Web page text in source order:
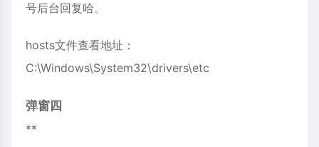
号后台回复哈。
hosts文件查看地址：
C:\Windows\System32\drivers\etc
弹窗四
**